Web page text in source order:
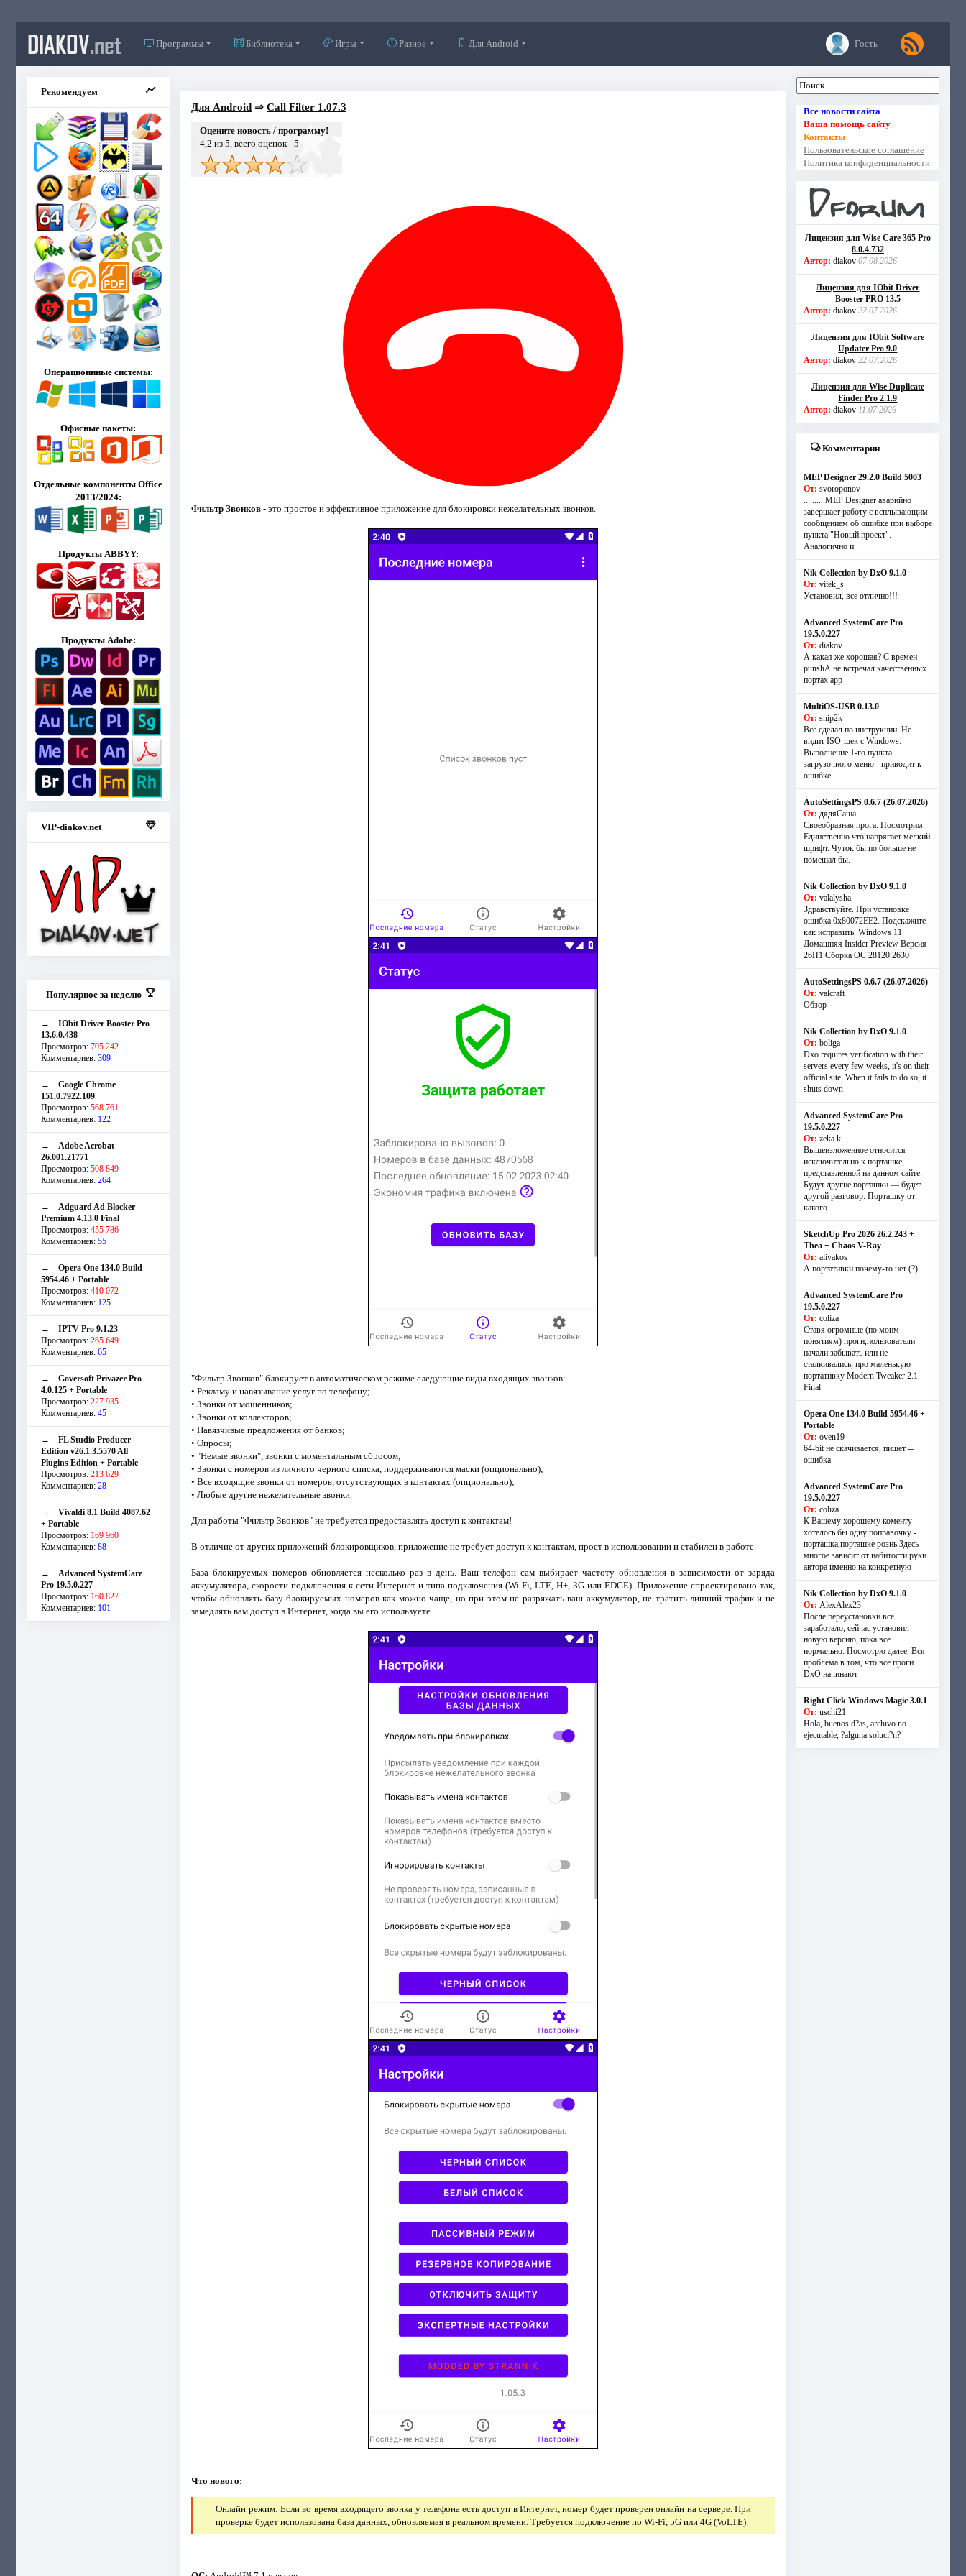
DIAKOV.net Программы Библиотека Игры Разное Для Android Гость
Рекомендуем
Операционнные системы:
Офисные пакеты:
Отдельные компоненты Office
2013/2024:
Продукты ABBYY:
Продукты Adobe:
VIP-diakov.net
Популярное за неделю
→ IObit Driver Booster Pro
13.6.0.438
Просмотров: 705 242
Комментариев: 309
→ Google Chrome
151.0.7922.109
Просмотров: 568 761
Комментариев: 122
→ Adobe Acrobat
26.001.21771
Просмотров: 508 849
Комментариев: 264
→ Adguard Ad Blocker
Premium 4.13.0 Final
Просмотров: 455 786
Комментариев: 55
→ Opera One 134.0 Build
5954.46 + Portable
Просмотров: 410 072
Комментариев: 125
→ IPTV Pro 9.1.23
Просмотров: 265 649
Комментариев: 65
→ Goversoft Privazer Pro
4.0.125 + Portable
Просмотров: 227 935
Комментариев: 45
→ FL Studio Producer
Edition v26.1.3.5570 All
Plugins Edition + Portable
Просмотров: 213 629
Комментариев: 28
→ Vivaldi 8.1 Build 4087.62
+ Portable
Просмотров: 169 960
Комментариев: 88
→ Advanced SystemCare
Pro 19.5.0.227
Просмотров: 160 827
Комментариев: 101
Для Android⇒ Call Filter 1.07.3
Оцените новость / программу!
4,2 из 5, всего оценок - 5
Фильтр Звонков- это простое и эффективное приложение для блокировки нежелательных звонков.
"Фильтр Звонков" блокирует в автоматическом режиме следующие виды входящих звонков:
• Рекламу и навязывание услуг по телефону;
• Звонки от мошенников;
• Звонки от коллекторов;
• Навязчивые предложения от банков;
• Опросы;
• "Немые звонки", звонки с моментальным сбросом;
• Звонки с номеров из личного черного списка, поддерживаются маски (опционально);
• Все входящие звонки от номеров, отсутствующих в контактах (опционально);
• Любые другие нежелательные звонки.
Для работы "Фильтр Звонков" не требуется предоставлять доступ к контактам!
В отличие от других приложений-блокировщиков, приложение не требует доступ к контактам, прост в использовании и стабилен в работе.
База блокируемых номеров обновляется несколько раз в день. Ваш телефон сам выбирает частоту обновления в зависимости от заряда
аккумулятора, скорости подключения к сети Интернет и типа подключения (Wi-Fi, LTE, H+, 3G или EDGE). Приложение спроектировано так,
чтобы обновлять базу блокируемых номеров как можно чаще, но при этом не разряжать ваш аккумулятор, не тратить лишний трафик и не
замедлять вам доступ в Интернет, когда вы его используете.
Что нового:
Онлайн режим: Если во время входящего звонка у телефона есть доступ в Интернет, номер будет проверен онлайн на сервере. При
проверке будет использована база данных, обновляемая в реальном времени. Требуется подключение по Wi-Fi, 5G или 4G (VoLTE).
Все новости сайта
Ваша помощь сайту
Контакты
Пользовательское соглашение
Политика конфиденциальности
Лицензия для Wise Care 365 Pro
8.0.4.732
Автор: diakov 07.08.2026
Лицензия для IObit Driver
Booster PRO 13.5
Автор: diakov 22.07.2026
Лицензия для IObit Software
Updater Pro 9.0
Автор: diakov 22.07.2026
Лицензия для Wise Duplicate
Finder Pro 2.1.9
Автор: diakov 11.07.2026
Комментарии
MEP Designer 29.2.0 Build 5003
От: svoroponov
..........MEP Designer аварийно
завершает работу с всплывающим
сообщением об ошибке при выборе
пункта "Новый проект".
Аналогично и
Nik Collection by DxO 9.1.0
От: vitek_s
Установил, все отлично!!!
Advanced SystemCare Pro
19.5.0.227
От: diakov
А какая же хорошая? С времен
punshА не встречал качественных
портах app
MultiOS-USB 0.13.0
От: snip2k
Все сделал по инструкции. Не
видит ISO-шек с Windows.
Выполнение 1-го пункта
загрузочного меню - приводит к
ошибке.
AutoSettingsPS 0.6.7 (26.07.2026)
От: дядяСаша
Своеобразная прога. Посмотрим.
Единственно что напрягает мелкий
шрифт. Чуток бы по больше не
помешал бы.
Nik Collection by DxO 9.1.0
От: valalysha
Здравствуйте. При установке
ошибка 0х80072EE2. Подскажите
как исправить. Windows 11
Домашняя Insider Preview Версия
26H1 Сборка ОС 28120.2630
AutoSettingsPS 0.6.7 (26.07.2026)
От: valcraft
Обзор
Nik Collection by DxO 9.1.0
От: boliga
Dxo requires verification with their
servers every few weeks, it's on their
official site. When it fails to do so, it
shuts down
Advanced SystemCare Pro
19.5.0.227
От: zeka.k
Вышеизложенное относится
исключительно к порташке,
представленной на данном сайте.
Будут другие порташки — будет
другой разговор. Порташку от
какого
SketchUp Pro 2026 26.2.243 +
Thea + Chaos V-Ray
От: alivakos
А портативки почему-то нет (?).
Advanced SystemCare Pro
19.5.0.227
От: coliza
Ставя огромные (по моим
понятиям) проги,пользователи
начали забывать или не
сталкивались, про маленькую
портативку Modern Tweaker 2.1
Final
Opera One 134.0 Build 5954.46 +
Portable
От: oven19
64-bit не скачивается, пишет --
ошибка
Advanced SystemCare Pro
19.5.0.227
От: coliza
К Вашему хорошему коменту
хотелось бы одну поправочку -
порташка,порташке рознь.Здесь
многое зависит от набитости руки
автора именно на конкретную
Nik Collection by DxO 9.1.0
От: AlexAlex23
После переустановки всё
заработало, сейчас установил
новую версию, пока всё
нормально. Посмотрю далее. Вся
проблема в том, что все проги
DxO начинают
Right Click Windows Magic 3.0.1
От: uschi21
Hola, buenos d?as, archivo no
ejecutable, ?alguna soluci?n?